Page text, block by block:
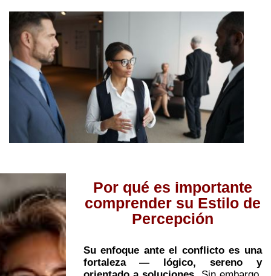
Por qué es importante
comprender su Estilo de
Percepción
Su enfoque ante el conflicto es una
fortaleza — lógico, sereno y